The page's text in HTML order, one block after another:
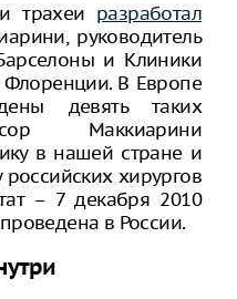
трахеи разработал
руководитель
и Клиники
Флоренции. В Европе
девять таких
Маккиарини
в нашей стране и
хирургов
– 7 декабря 2010
в России.